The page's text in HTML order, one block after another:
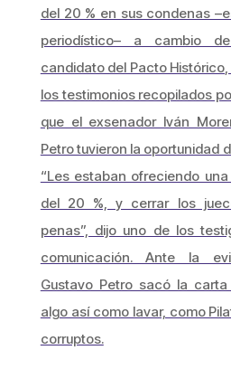
del 20 % en sus condenas
periodístico– a cambio
candidato del Pacto Histórico,
los testimonios recopilados
que el exsenador Iván
Petro tuvieron la oportunidad
“Les estaban ofreciendo
del 20 %, y cerrar los
penas”, dijo uno de los
comunicación. Ante la
Gustavo Petro sacó la carta
algo así como lavar, como
corruptos.